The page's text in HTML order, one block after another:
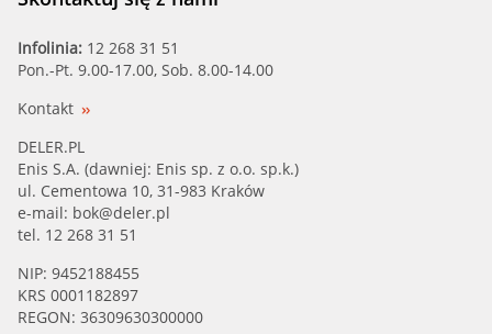
Infolinia: 12 268 31 51
Pon.-Pt. 9.00-17.00, Sob. 8.00-14.00
Kontakt
DELER.PL
Enis S.A. (dawniej: Enis sp. z o.o. sp.k.)
ul. Cementowa 10, 31-983 Kraków
e-mail: bok@deler.pl
tel. 12 268 31 51
NIP: 9452188455
KRS 0001182897
REGON: 36309630300000